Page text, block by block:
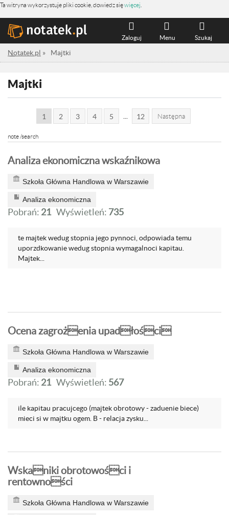
Ta witryna wykorzystuje pliki cookie, dowiedz sięwięcej
Szukaj
Menu
Zaloguj
Notatek.pl » Majtki
Majtki
1 2 3 4 5 12 Następna
note /search
Analiza ekonomiczna wskaźnikowa
Szkoła Główna Handlowa w Warszawie
Analiza ekonomiczna
Pobrań: 21 Wyświetleń: 735
te majtek wedug stopnia jego pynnoci, odpowiada temu
uporzdkowanie wedug stopnia wymagalnoci kapitau.
Majtek...
Ocena zagrożenia upadłości
Szkoła Główna Handlowa w Warszawie
Analiza ekonomiczna
Pobrań: 21 Wyświetleń: 567
ile kapitau pracujcego (majtek obrotowy - zaduenie biece)
mieci si w majtku ogem. B - relacja zysku...
Wskaniki obrotowości i
rentowności
Szkoła Główna Handlowa w Warszawie